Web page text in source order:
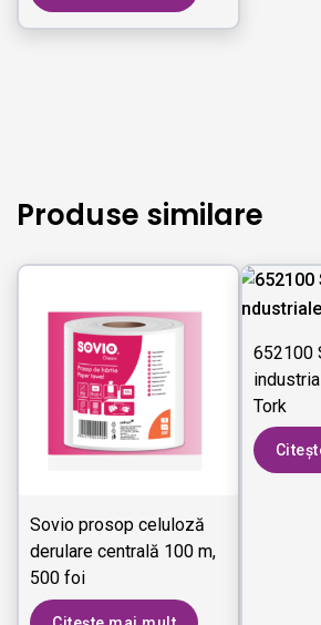
Produse similare
Sovio prosop celuloză
derulare centrală 100 m,
500 foi
652100
Tork